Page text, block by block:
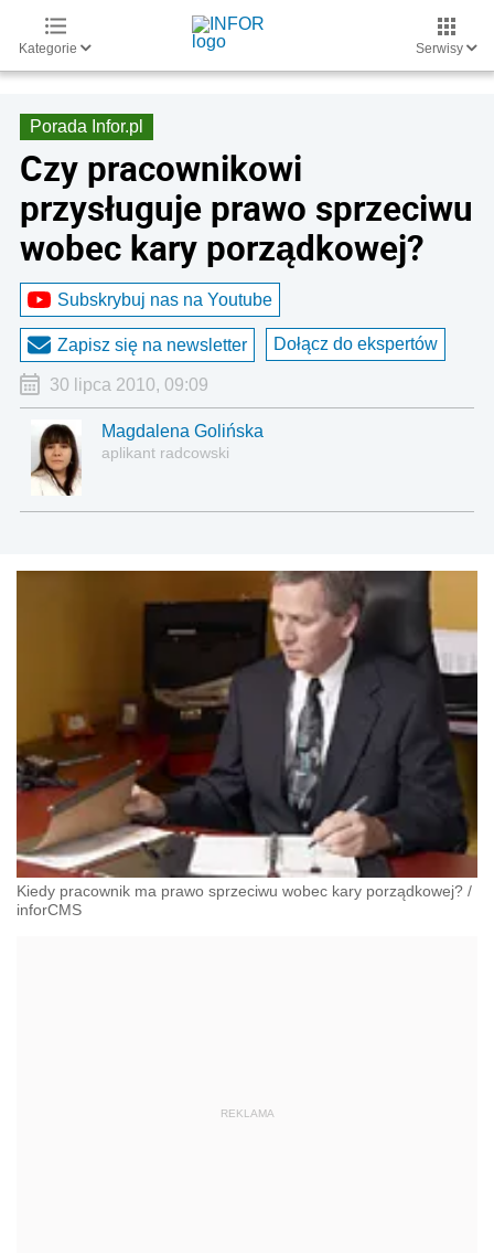
Kategorie Serwisy
Porada Infor.pl
Czy pracownikowi
przysługuje prawo sprzeciwu
wobec kary porządkowej?
Subskrybuj nas na Youtube
Zapisz się na newsletter Dołącz do ekspertów
30 lipca 2010, 09:09
Magdalena Golińska
aplikant radcowski
Kiedy pracownik ma prawo sprzeciwu wobec kary porządkowej? /
inforCMS